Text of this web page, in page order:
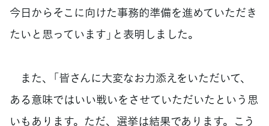
今日からそこに向けた事務的準備を進めていただき
たいと思っています」と表明しました。
また、「皆さんに大変なお力添えをいただいて、
ある意味ではいい戦いをさせていただいたという思
いもあります。ただ、選挙は結果であります。こう